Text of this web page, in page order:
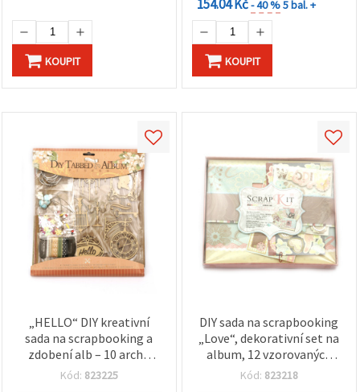
KOUPIT
154.04 Kč- 40 %5 bal. +
KOUPIT
„HELLO“ DIY kreativní
sada na scrapbooking a
zdobení alb – 10 archů
papíru + 12 dřevěných
Kód: 823225
DIY sada na scrapbooking
„Love“, dekorativní set na
album, 12 vzorovaných
archů (mix motivů), 22,5 ×
Kód: 823218